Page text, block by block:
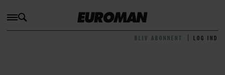
BLIV ABONNENT LOG IND